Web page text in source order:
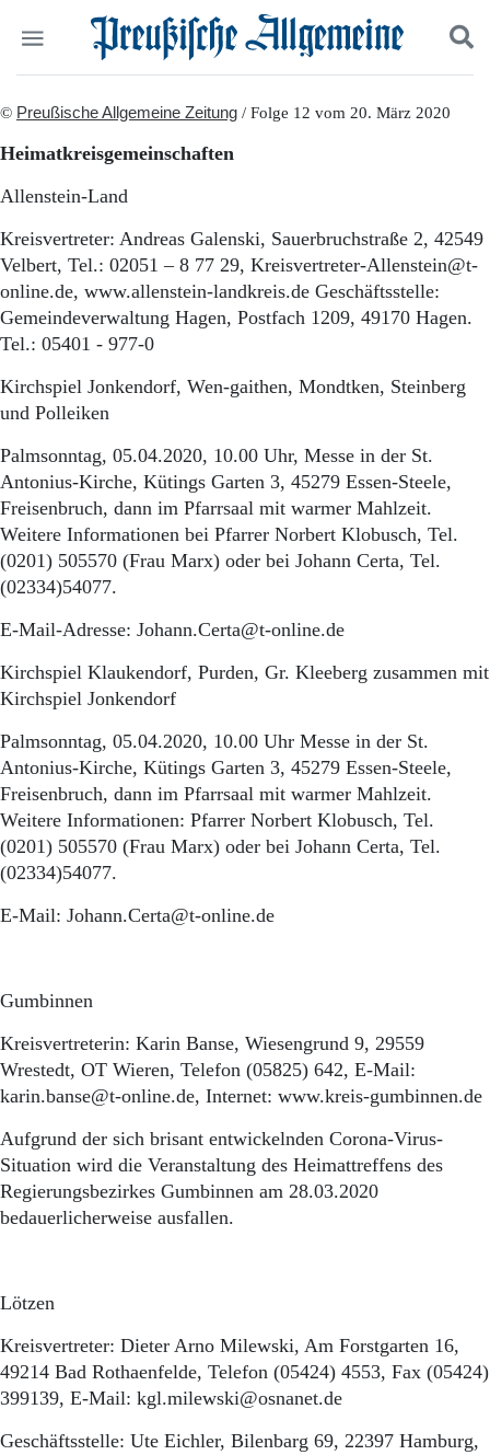
Start
Wer wir sind
Aktuelle Ausgabe
Abonnenten-Login
Abonnent werden
Abo Prämien
Politik
Wirtschaft
Leben
Geschichte
Ostpreußen
Pommern
Berlin-Brandenburg
Danzig und Westpreußen
Bücher
Impressum
Suchen und finden
© Preußische Allgemeine Zeitung / Folge 12 vom 20. März 2020
Heimatkreisgemeinschaften
Allenstein-Land
Kreisvertreter: Andreas Galenski, Sauerbruchstraße 2, 42549
Velbert, Tel.: 02051 – 8 77 29, Kreisvertreter-Allenstein@t-
online.de, www.allenstein-landkreis.de Geschäftsstelle:
Gemeindeverwaltung Hagen, Postfach 1209, 49170 Hagen.
Tel.: 05401 - 977-0
Kirchspiel Jonkendorf, Wen-gaithen, Mondtken, Steinberg
und Polleiken
Palmsonntag, 05.04.2020, 10.00 Uhr, Messe in der St.
Antonius-Kirche, Kütings Garten 3, 45279 Essen-Steele,
Freisenbruch, dann im Pfarrsaal mit warmer Mahlzeit.
Weitere Informationen bei Pfarrer Norbert Klobusch, Tel.
(0201) 505570 (Frau Marx) oder bei Johann Certa, Tel.
(02334)54077.
E-Mail-Adresse: Johann.Certa@t-online.de
Kirchspiel Klaukendorf, Purden, Gr. Kleeberg zusammen mit
Kirchspiel Jonkendorf
Palmsonntag, 05.04.2020, 10.00 Uhr Messe in der St.
Antonius-Kirche, Kütings Garten 3, 45279 Essen-Steele,
Freisenbruch, dann im Pfarrsaal mit warmer Mahlzeit.
Weitere Informationen: Pfarrer Norbert Klobusch, Tel.
(0201) 505570 (Frau Marx) oder bei Johann Certa, Tel.
(02334)54077.
E-Mail: Johann.Certa@t-online.de
Gumbinnen
Kreisvertreterin: Karin Banse, Wiesengrund 9, 29559
Wrestedt, OT Wieren, Telefon (05825) 642, E-Mail:
karin.banse@t-online.de, Internet: www.kreis-gumbinnen.de
Aufgrund der sich brisant entwickelnden Corona-Virus-
Situation wird die Veranstaltung des Heimattreffens des
Regierungsbezirkes Gumbinnen am 28.03.2020
bedauerlicherweise ausfallen.
Lötzen
Kreisvertreter: Dieter Arno Milewski, Am Forstgarten 16,
49214 Bad Rothaenfelde, Telefon (05424) 4553, Fax (05424)
399139, E-Mail: kgl.milewski@osnanet.de
Geschäftsstelle: Ute Eichler, Bilenbarg 69, 22397 Hamburg,